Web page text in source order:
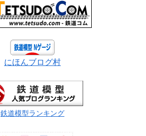
にほんブログ村
鉄道模型ランキング